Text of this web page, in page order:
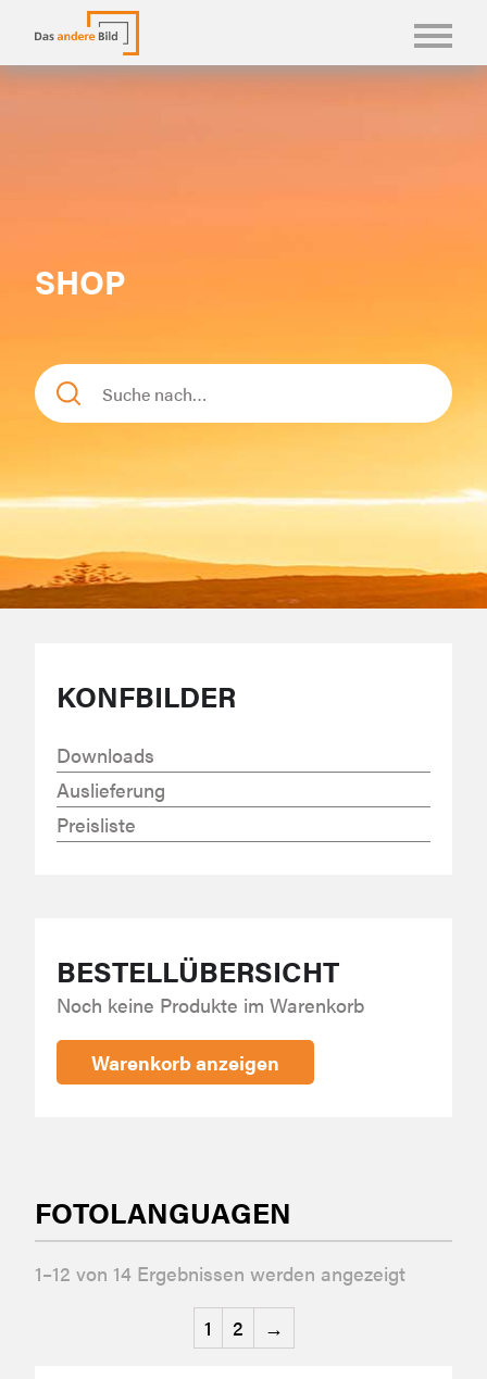
SHOP
FOTOLANGUAGEN
1–12 von 14 Ergebnissen werden angezeigt
1
2 →
KONFBILDER
Downloads
Auslieferung
Preisliste
BESTELLÜBERSICHT
Noch keine Produkte im Warenkorb
Warenkorb anzeigen